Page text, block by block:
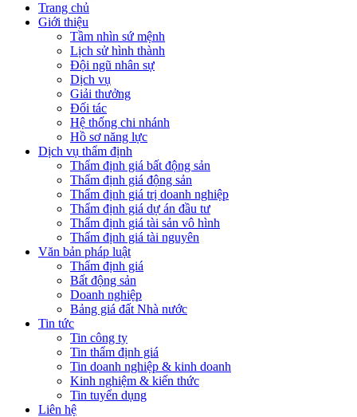
Trang chủ
Giới thiệu
Tầm nhìn sứ mệnh
Lịch sử hình thành
Đội ngũ nhân sự
Dịch vụ
Giải thưởng
Đối tác
Hệ thống chi nhánh
Hồ sơ năng lực
Dịch vụ thẩm định
Thẩm định giá bất động sản
Thẩm định giá động sản
Thẩm định giá trị doanh nghiệp
Thẩm định giá dự án đầu tư
Thẩm định giá tài sản vô hình
Thẩm định giá tài nguyên
Văn bản pháp luật
Thẩm định giá
Bất động sản
Doanh nghiệp
Bảng giá đất Nhà nước
Tin tức
Tin công ty
Tin thẩm định giá
Tin doanh nghiệp & kinh doanh
Kinh nghiệm & kiến thức
Tin tuyển dụng
Liên hệ